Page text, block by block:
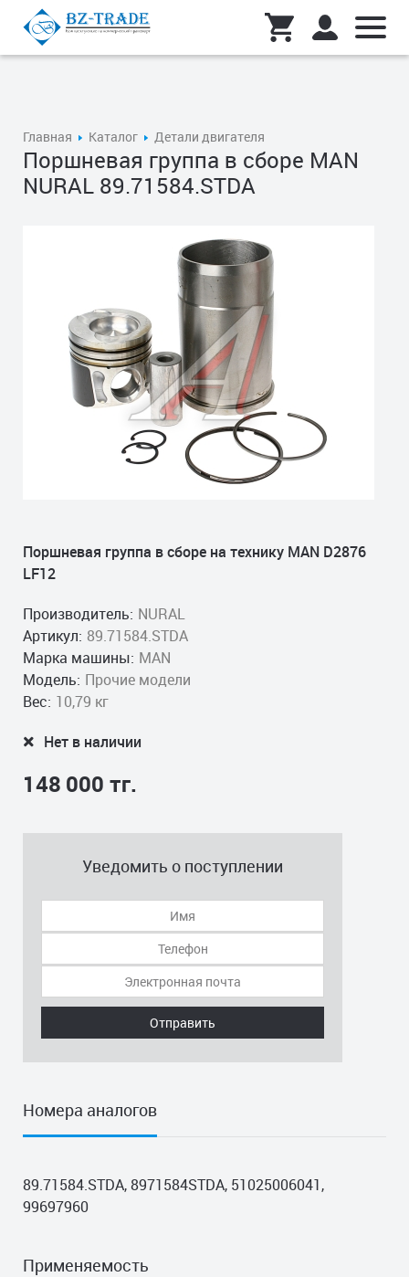
Главная Каталог Детали двигателя
Поршневая группа в сборе MAN
NURAL 89.71584.STDA
Поршневая группа в сборе на технику MAN D2876
LF12
Производитель: NURAL
Артикул: 89.71584.STDA
Марка машины: MAN
Модель: Прочие модели
Вес: 10,79 кг
Нет в наличии
148 000 тг.
Уведомить о поступлении
Отправить
Номера аналогов
89.71584.STDA, 8971584STDA, 51025006041,
99697960
Применяемость